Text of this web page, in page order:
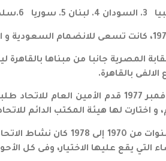
المصرية جانبا من مبناها
الالفى بالقاهرة.
6) في 27 نوفمبر 1977 قدم
و اختارت لها هيئة المكتب الدائم
7) خلال السنوات من
التي يقع عليها الاختيار، وفى كل